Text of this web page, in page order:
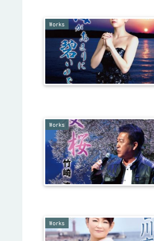
Works
Works
Works